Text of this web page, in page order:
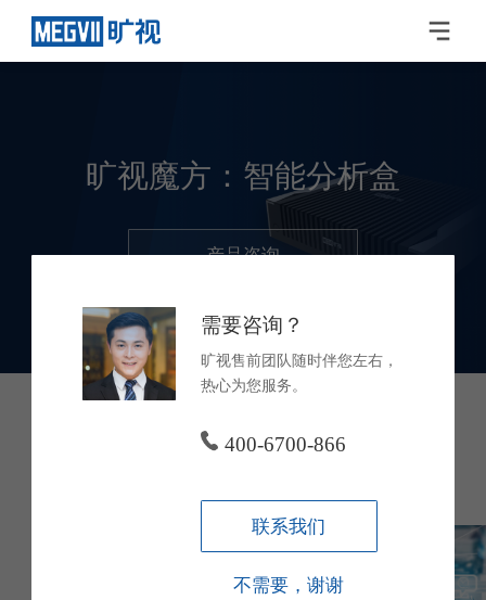
旷视魔方：智能分析盒
产品咨询
产品功能
需要咨询？
旷视售前团队随时伴您左右，
热心为您服务。
400-6700-866
联系我们
不需要，谢谢